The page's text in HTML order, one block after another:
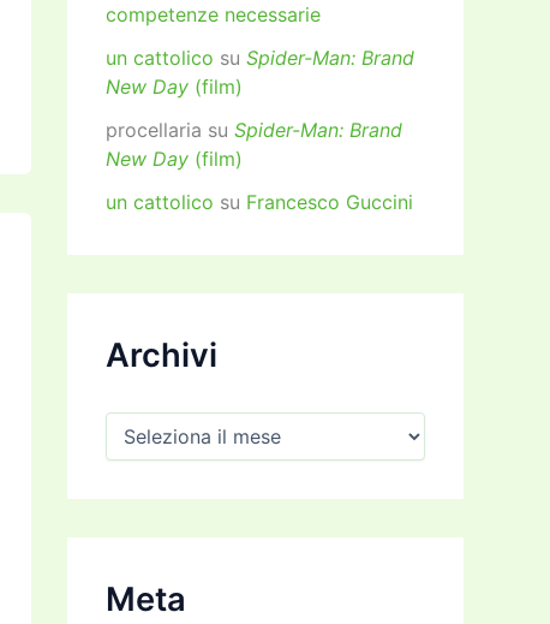
competenze necessarie
un cattolico su Spider-Man: Brand
New Day (film)
procellaria su Spider-Man: Brand
New Day (film)
un cattolico su Francesco Guccini
Archivi
h
v
Meta